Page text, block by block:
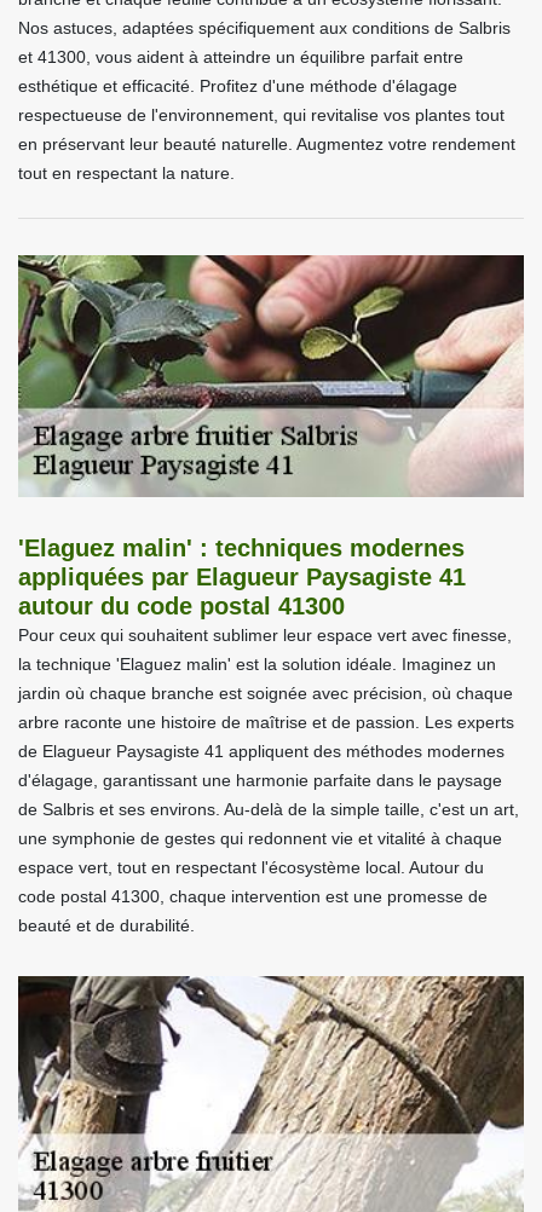
Nos astuces, adaptées spécifiquement aux conditions de Salbris
et 41300, vous aident à atteindre un équilibre parfait entre
esthétique et efficacité. Profitez d'une méthode d'élagage
respectueuse de l'environnement, qui revitalise vos plantes tout
en préservant leur beauté naturelle. Augmentez votre rendement
tout en respectant la nature.
'Elaguez malin' : techniques modernes
appliquées par Elagueur Paysagiste 41
autour du code postal 41300
Pour ceux qui souhaitent sublimer leur espace vert avec finesse,
la technique 'Elaguez malin' est la solution idéale. Imaginez un
jardin où chaque branche est soignée avec précision, où chaque
arbre raconte une histoire de maîtrise et de passion. Les experts
de Elagueur Paysagiste 41 appliquent des méthodes modernes
d'élagage, garantissant une harmonie parfaite dans le paysage
de Salbris et ses environs. Au-delà de la simple taille, c'est un art,
une symphonie de gestes qui redonnent vie et vitalité à chaque
espace vert, tout en respectant l'écosystème local. Autour du
code postal 41300, chaque intervention est une promesse de
beauté et de durabilité.